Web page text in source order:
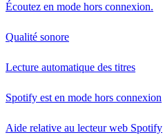
Écoutez en mode hors connexion.
Qualité sonore
Lecture automatique des titres
Spotify est en mode hors connexion
Aide relative au lecteur web Spotify